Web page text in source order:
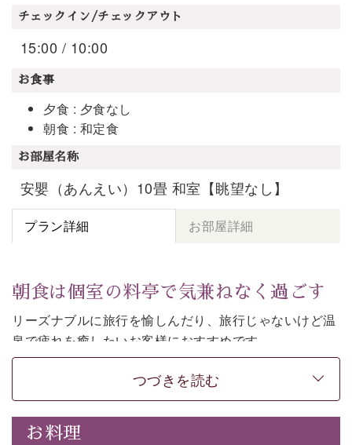
チェックイン/チェックアウト
15:00 / 10:00
お食事
夕食 : 夕食なし
朝食 : 和定食
お部屋名称
安嬰（あんえい）10畳 和室【眺望なし】
プラン詳細 お部屋詳細
朝食は個室の料亭で気兼ねなく過ごす
リーズナブルに旅行を愉しんだり、旅行じゃないけど温
泉で疲れを癒したいお客様におすすめです。
ご朝食は個室の料亭で気兼ねなくお食事をお愉しみくだ
-----------【安心への取り組み】----------
個室料亭、貸切風呂のご利用が可能な上、 安心安全にご
つづきを読む
お料理